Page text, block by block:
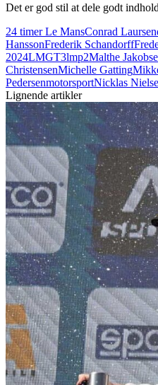
Det er god stil at dele godt
24 timer Le MansConrad Laursen
HanssonFrederik Schandorff
2024LMGT3lmp2Malthe
ChristensenMichelle Gatting
PedersenmotorsportNicklas
Lignende artikler